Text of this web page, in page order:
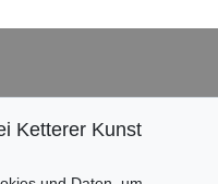
67 53-63
Ketterer Kunst